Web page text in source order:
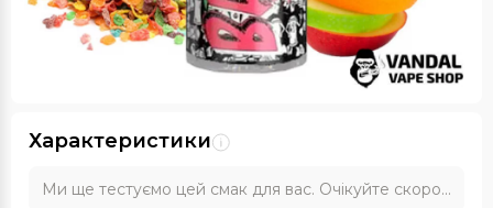
Характеристики
Ми ще тестуємо цей смак для вас. Очікуйте скоро...